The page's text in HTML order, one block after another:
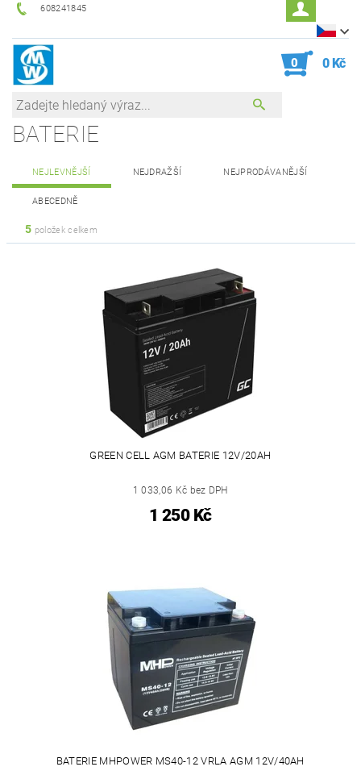
608241845
0 0 Kč
BATERIE
NEJLEVNĚJŠÍ NEJDRAŽŠÍ NEJPRODÁVANĚJŠÍ
ABECEDNĚ
5 položek celkem
GREEN CELL AGM BATERIE 12V/20AH
1 033,06 Kč bez DPH
1 250 Kč
BATERIE MHPOWER MS40-12 VRLA AGM 12V/40AH